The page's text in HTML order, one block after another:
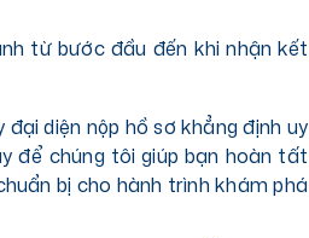
từ bước đầu đến khi nhận kết
diện nộp hồ sơ khẳng định uy
để chúng tôi giúp bạn hoàn tất
bị cho hành trình khám phá